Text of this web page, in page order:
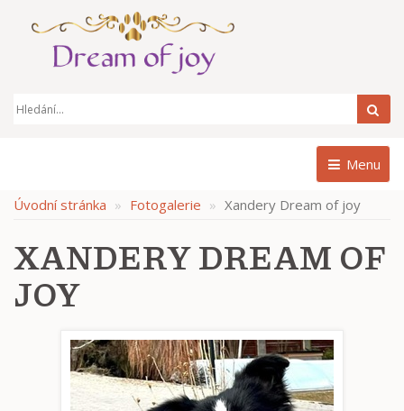
Menu
Úvodní stránka Fotogalerie Xandery Dream of joy
XANDERY DREAM OF
JOY